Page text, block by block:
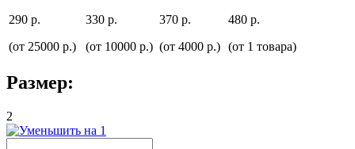
290 р.
(от 25000 р.)
330 р.
(от 10000 р.)
370 р.
(от 4000 р.)
480 р.
(от 1 товара)
Размер:
2